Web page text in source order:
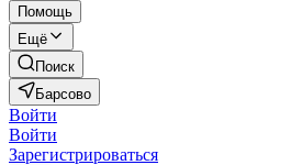
Помощь
Ещё
Поиск
Барсово
Войти
Войти
Зарегистрироваться